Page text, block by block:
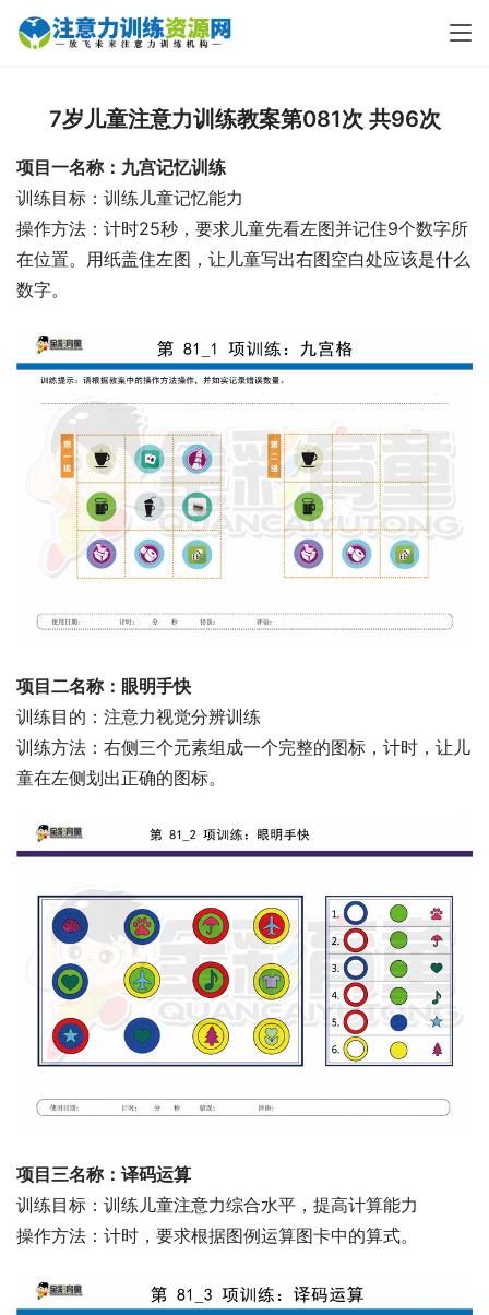
7岁儿童注意力训练教案第081次 共96次
项目一名称：九宫记忆训练
训练目标：训练儿童记忆能力
操作方法：计时25秒，要求儿童先看左图并记住9个数字所
在位置。用纸盖住左图，让儿童写出右图空白处应该是什么
数字。
项目二名称：眼明手快
训练目的：注意力视觉分辨训练
训练方法：右侧三个元素组成一个完整的图标，计时，让儿
童在左侧划出正确的图标。
项目三名称：译码运算
训练目标：训练儿童注意力综合水平，提高计算能力
操作方法：计时，要求根据图例运算图卡中的算式。